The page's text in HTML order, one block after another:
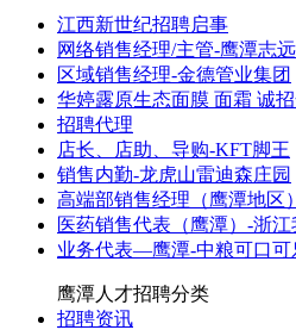
江西新世纪招聘启事
网络销售经理/主管-鹰潭志
区域销售经理-金德管业集团
华婷露原生态面膜 面霜 诚
招聘代理
店长、店助、导购-KFT脚王
销售内勤-龙虎山雷迪森庄园
高端部销售经理（鹰潭地区
医药销售代表（鹰潭）-浙
业务代表—鹰潭-中粮可口可
鹰潭人才招聘分类
招聘资讯